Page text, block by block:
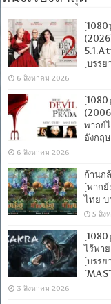
DTS:
Blu-
Ray
Master]
[บรรยาย:
ไทย-
อังกฤษ
[บรร
6 สิงหาคม 2026
พากย์
อังกฤ
6 สิงหาคม 2026
ก้านก
[พาก
ไทย บ
5 สิง
ไร้พ่า
[บรร
3 สิงหาคม 2026